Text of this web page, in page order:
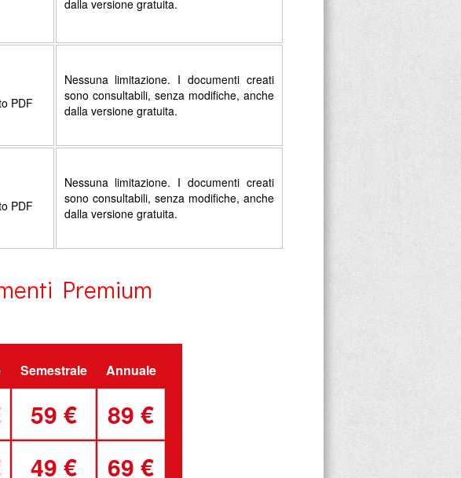
dalla versione gratuita.
PDF
Nessuna limitazione. I documenti creati
sono consultabili, senza modifiche, anche
dalla versione gratuita.
PDF
Nessuna limitazione. I documenti creati
sono consultabili, senza modifiche, anche
dalla versione gratuita.
Premium
Semestrale Annuale
59 € 89 €
49 € 69 €